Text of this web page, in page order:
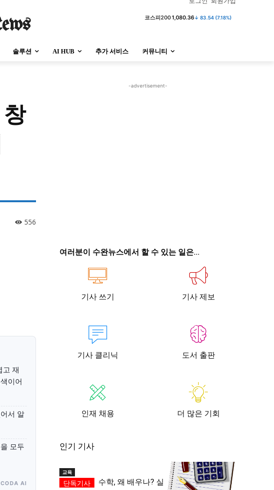
제주지역
운세 풀이
스 보도자료 작성 서비스 스위프트 하이브 라라프레스
제주지역
운세 풀이
보도자료 작성 서비스 스위프트 하이브 라라프레스
코스피6,296.38↓ 301.88 (4.58%)
솔루션 AI HUB 추가 서비스 커뮤니티
556
고 재
이어
서 알
모두
AI
-advertisement-
여러분이 수완뉴스에서 할 수 있는 일은...
기사 쓰기
기사 클리닉
인재 채용
기사 제보
도서 출판
더 많은 기회
인기 기사
교육
수학, 왜 배우나? 실